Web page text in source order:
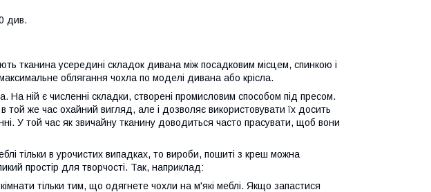
див.
тканина усередині складок дивана між посадковим місцем, спинкою і
облягання чохла по моделі дивана або крісла.
ній є численні складки, створені промисловим способом під пресом.
той же час охайний вигляд, але і дозволяє використовувати їх досить
У той час як звичайну тканину доводиться часто прасувати, щоб вони
тільки в урочистих випадках, то вироби, пошиті з креш можна
простір для творчості. Так, наприклад:
тільки тим, що одягнете чохли на м'які меблі. Якщо запастися